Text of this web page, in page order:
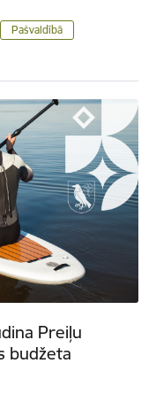
Pašvaldībā
Preiļu
budžeta